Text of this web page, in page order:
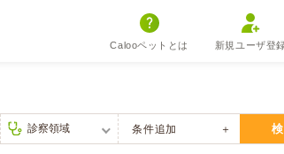
Calooペットとは 新規ユーザ登
条件追加